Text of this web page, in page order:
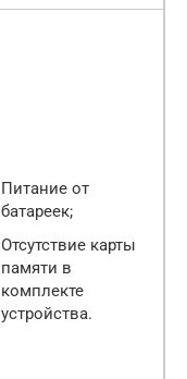
Питание от
батареек;
Отсутствие карты
памяти в
комплекте
устройства.